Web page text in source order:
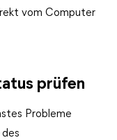
vom Computer
prüfen
Probleme